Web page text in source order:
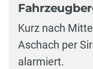
Kurz nach
Aschach per
alarmiert.